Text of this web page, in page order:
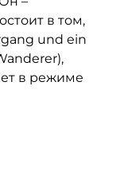
в том,
und ein
в режиме